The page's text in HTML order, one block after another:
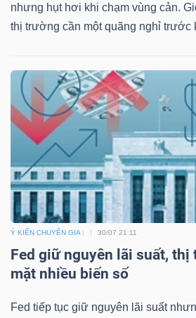
nhưng hụt hơi khi chạm vùng cản.
thị trường cần một quãng nghỉ trước
Ý KIẾN CHUYÊN GIA 30/07 21:11
Fed giữ nguyên lãi suất,
mặt nhiều biến số
Fed tiếp tục giữ nguyên lãi suất